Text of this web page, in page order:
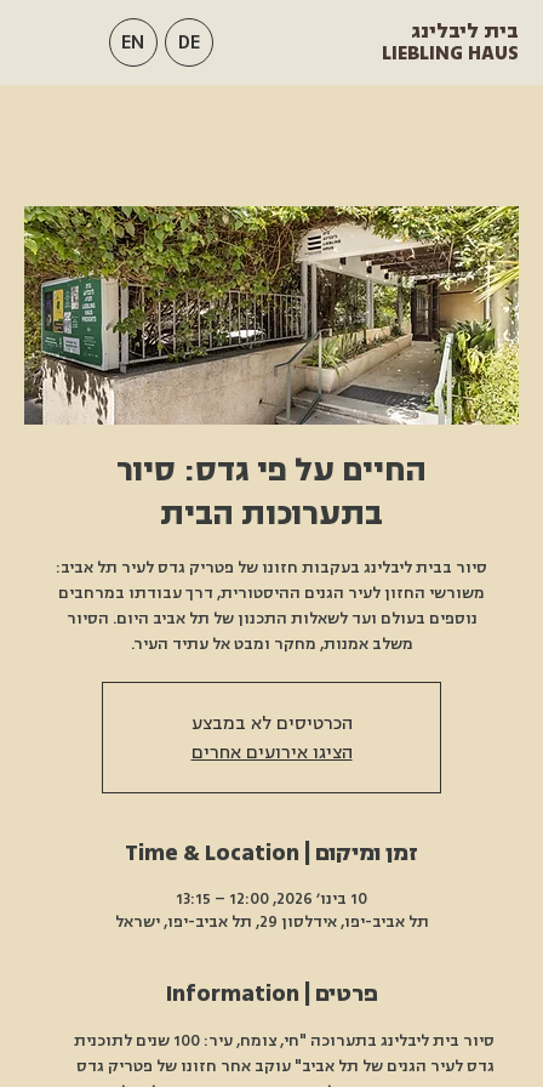
בית ליבלינג
LIEBLING HAUS
EN DE
החיים על פי גדס: סיור
בתערוכות הבית
סיור בבית ליבלינג בעקבות חזונו של פטריק גדס לעיר תל אביב:
משורשי החזון לעיר הגנים ההיסטורית, דרך עבודתו במרחבים
נוספים בעולם ועד לשאלות התכנון של תל אביב היום. הסיור
משלב אמנות, מחקר ומבט אל עתיד העיר.
הכרטיסים לא במבצע
הציגו אירועים אחרים
זמן ומיקום | Time & Location
10 בינו׳ 2026, 12:00 – 13:15
תל אביב-יפו, אידלסון 29, תל אביב-יפו, ישראל
פרטים | Information
סיור בית ליבלינג בתערוכה "חי, צומח, עיר: 100 שנים לתוכנית
גדס לעיר הגנים של תל אביב" עוקב אחר חזונו של פטריק גדס